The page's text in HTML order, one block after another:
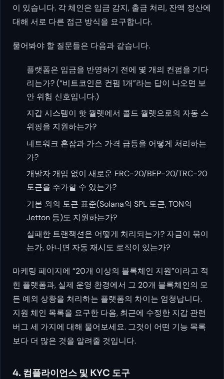
이 있습니다. 각 체인은 입금 감지, 출금 처리, 잔액 정산에
대해 서로 다른 접근 방식을 요구합니다.
물어봐야 할 질문들은 다음과 같습니다.
플랫폼은 입금을 반영하기 전에 몇 개의 컨펌을 기다
리는가? (“비트코인은 컨펌 1개”라는 답이 나오면 보
안 위험 신호입니다.)
지갑 시스템이 핫 월렛에서 콜드 월렛으로의 자동 스
위핑을 지원하는가?
네트워크 혼잡과 가스 가격 급등을 어떻게 처리하는
가?
개발자 개입 없이 새로운 ERC-20/BEP-20/TRC-20
토큰을 추가할 수 있는가?
기본 외의 토큰 표준(Solana의 SPL 토큰, TON의
Jetton 등)도 지원하는가?
실패한 트랜잭션은 어떻게 처리되는가? 자금이 묶이
는가, 아니면 자동 재시도 로직이 있는가?
마케팅 페이지에 “20개 이상의 블록체인 지원”이라고 적
힌 플랫폼과, 실제 운영 환경에서 그 20개 블록체인의 모
든 예외 상황을 처리하는 플랫폼의 차이는 엄청납니다.
지원 체인 목록을 요구한 다음, 최근에 수정한 지갑 관련
버그 세 가지에 대해 물어보세요. 그것이 어떤 기능 목록
보다 더 많은 것을 알려줄 것입니다.
4. 컴플라이언스 및 KYC 도구